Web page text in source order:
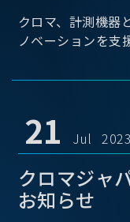
クロマ、計測機器
ノベーションを支
21 Jul 2023
クロマジャ
お知らせ